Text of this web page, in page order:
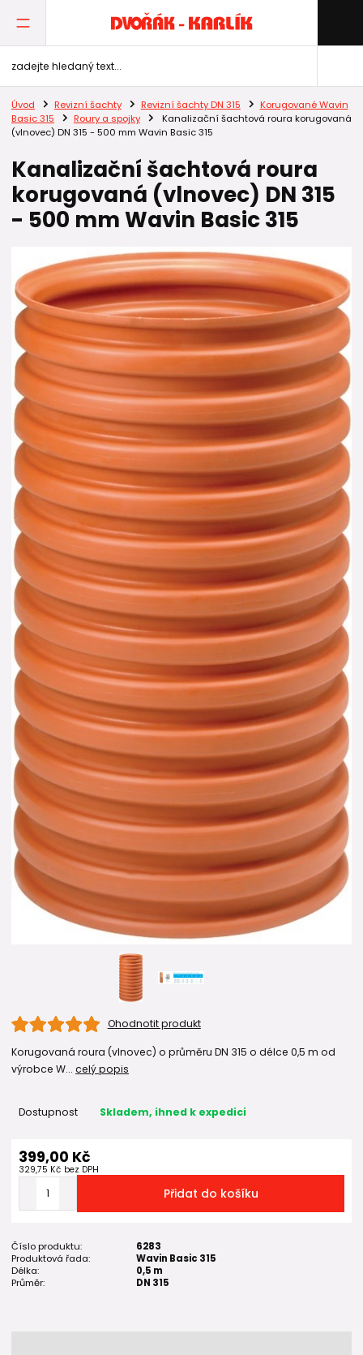
Úvod Revizní šachty Revizní šachty DN 315
Korugované Wavin
Basic 315
Roury a spojky
Kanalizační šachtová roura korugovaná
(vlnovec) DN 315 - 500 mm Wavin Basic 315
Kanalizační šachtová roura
korugovaná (vlnovec) DN 315
- 500 mm Wavin Basic 315
Ohodnotit produkt
Korugovaná roura (vlnovec) o průměru DN 315 o délce 0,5 m od
výrobce W... celý popis
Dostupnost Skladem, ihned k expedici
399,00 Kč
329,75 Kč bez DPH
Přidat do košíku
Číslo produktu:
6283
Produktová řada:
Wavin Basic 315
Délka:
0,5 m
Průměr:
DN 315